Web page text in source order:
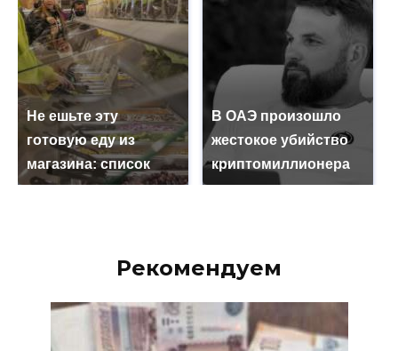
Не ешьте эту
готовую еду из
магазина: список
В ОАЭ произошло
жестокое убийство
криптомиллионера
Рекомендуем